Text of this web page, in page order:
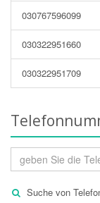
030767596099
030322951660
030322951709
Suche von